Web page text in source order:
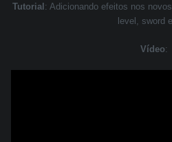
Tutorial: Adicionando efeitos nos
level, sword
Vídeo: